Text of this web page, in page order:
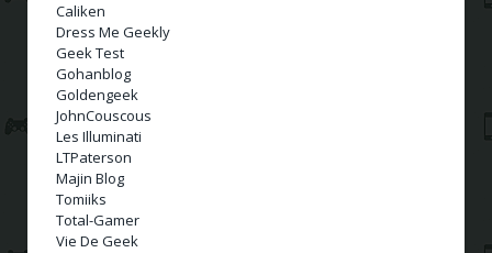
Caliken
Dress Me Geekly
Geek Test
Gohanblog
Goldengeek
JohnCouscous
Les Illuminati
LTPaterson
Majin Blog
Tomiiks
Total-Gamer
Vie De Geek